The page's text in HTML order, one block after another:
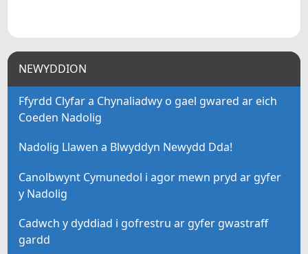
NEWYDDION
Ffyrdd Clyfar a Chynaliadwy o gael gwared ar eich
Coeden Nadolig
Nadolig Llawen a Blwyddyn Newydd Dda!
Canolbwynt Cymunedol i agor mewn pryd ar gyfer
y Nadolig
Cadwch y dyddiad i gofrestru ar gyfer gwastraff
gardd